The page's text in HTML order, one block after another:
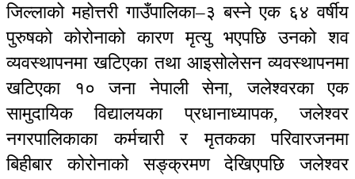
जिल्लाको महोत्तरी गाउँपालिका–३ बस्ने एक ६४ वर्षीय
पुरुषको कोरोनाको कारण मृत्यु भएपछि उनको शव
व्यवस्थापनमा खटिएका तथा आइसोलेसन व्यवस्थापनमा
खटिएका १० जना नेपाली सेना, जलेश्वरका एक
सामुदायिक विद्यालयका प्रधानाध्यापक, जलेश्वर
नगरपालिकाका कर्मचारी र मृतकका परिवारजनमा
बिहीबार कोरोनाको सङ्क्रमण देखिएपछि जलेश्वर